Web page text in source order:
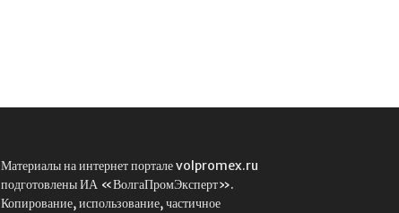
Материалы на интернет портале volpromex.ru
подготовлены ИА «ВолгаПромЭксперт».
Копирование, использование, частичное